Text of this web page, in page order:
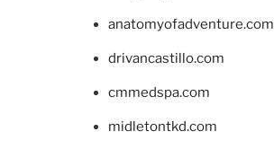
anatomyofadventure.com
drivancastillo.com
cmmedspa.com
midletontkd.com